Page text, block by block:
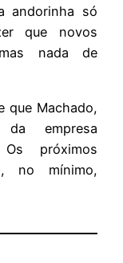
andorinha só
que novos
nada de
que Machado,
empresa
próximos
no mínimo,